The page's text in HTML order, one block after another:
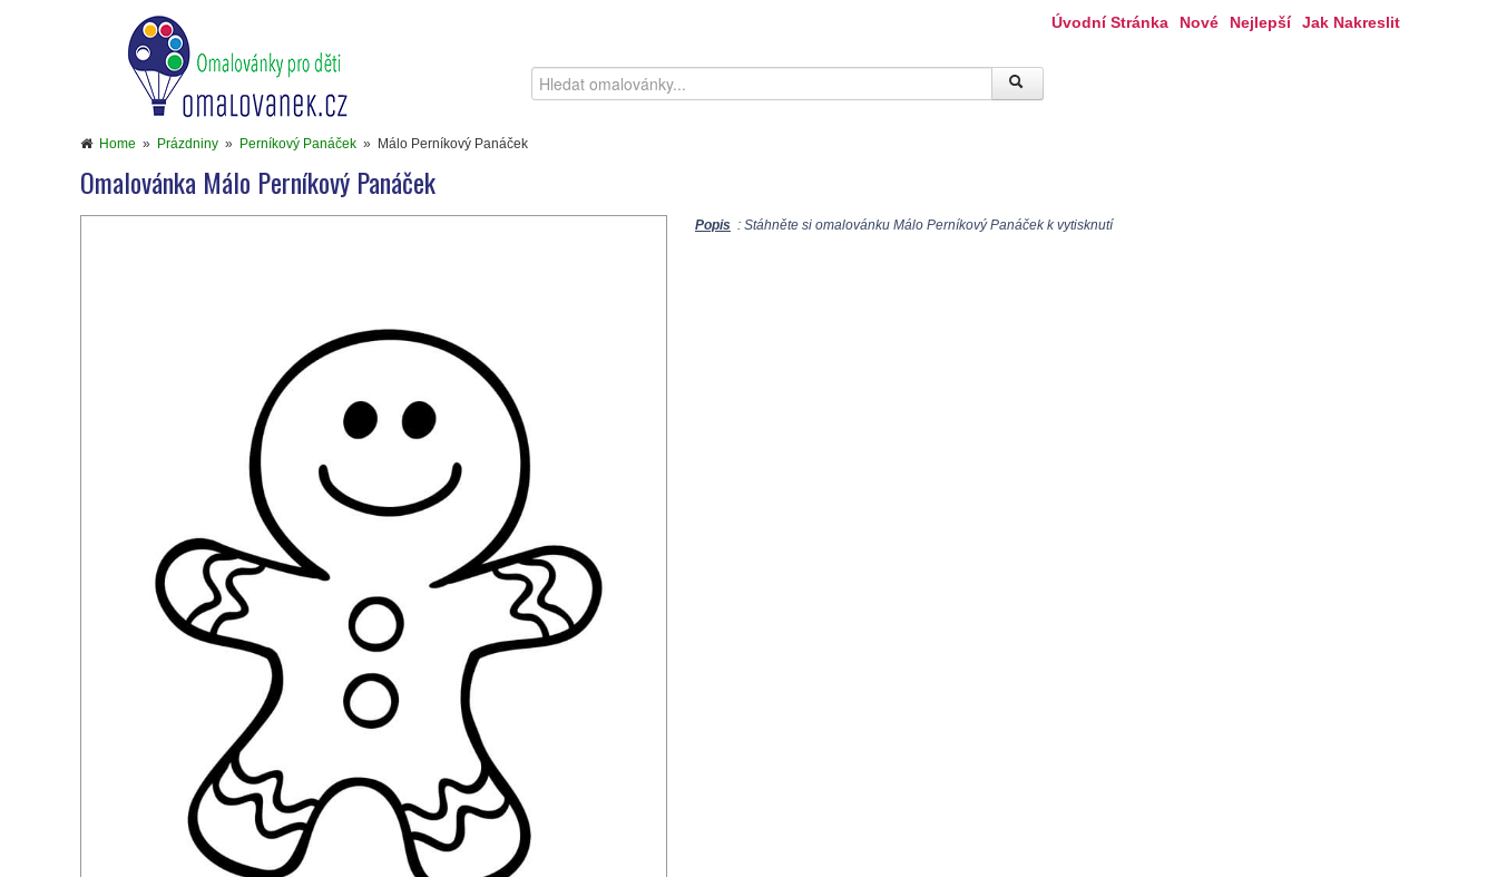
Úvodní Stránka Nové Nejlepší Jak Nakreslit
Home » Prázdniny » Perníkový Panáček » Málo Perníkový Panáček
Omalovánka Málo Perníkový Panáček
Popis : Stáhněte si omalovánku Málo Perníkový Panáček k vytisknutí